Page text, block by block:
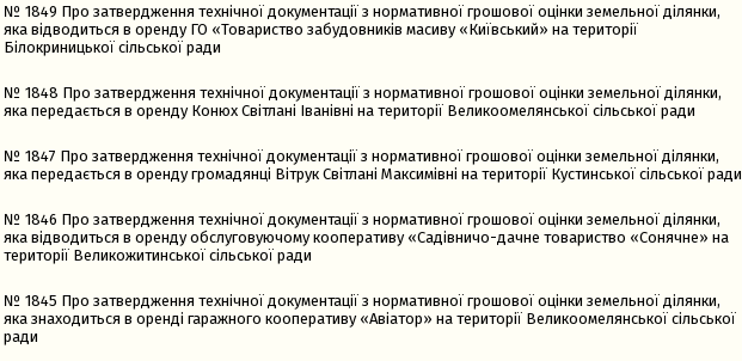
№ 1849 Про затвердження технічної документації з нормативної грошової оцінки земельної ділянки,
яка відводиться в оренду ГО «Товариство забудовників масиву «Київський» на території
Білокриницької сільської ради
№ 1848 Про затвердження технічної документації з нормативної грошової оцінки земельної ділянки,
яка передається в оренду Конюх Світлані Іванівні на території Великоомелянської сільської ради
№ 1847 Про затвердження технічної документації з нормативної грошової оцінки земельної ділянки,
яка передається в оренду громадянці Вітрук Світлані Максимівні на території Кустинської сільської ради
№ 1846 Про затвердження технічної документації з нормативної грошової оцінки земельної ділянки,
яка відводиться в оренду обслуговуючому кооперативу «Садівничо-дачне товариство «Сонячне» на
території Великожитинської сільської ради
№ 1845 Про затвердження технічної документації з нормативної грошової оцінки земельної ділянки,
яка знаходиться в оренді гаражного кооперативу «Авіатор» на території Великоомелянської сільської
ради